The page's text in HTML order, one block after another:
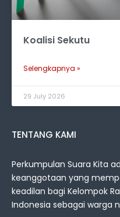
Koalisi Sekutu
Selengkapnya »
29 July 2026
TENTANG KAMI
Perkumpulan Suara Kita
keanggotaan yang
keadilan bagi Kelompok
Indonesia sebagai warga